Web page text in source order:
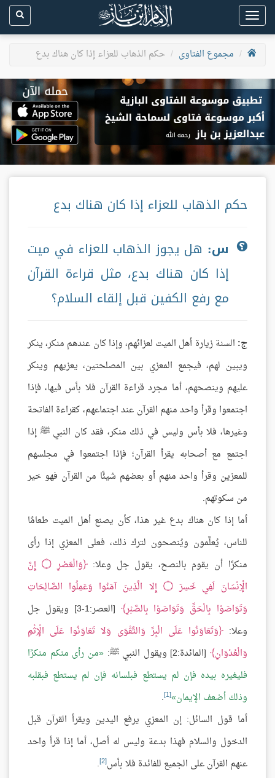
Toggle
navigation
مجموع الفتاوى
حكم الذهاب للعزاء إذا كان هناك بدع
حكم الذهاب للعزاء إذا كان هناك بدع
س: هل يجوز الذهاب للعزاء في ميت
إذا كان هناك بدع، مثل قراءة القرآن
مع رفع الكفين قبل إلقاء السلام؟
ج: السنة زيارة أهل الميت لعزائهم، وإذا كان عندهم منكر، ينكر
ويبين لهم، فيجمع المعزي بين المصلحتين، يعزيهم وينكر
عليهم وينصحهم، أما مجرد قراءة القرآن فلا بأس فيها، فإذا
اجتمعوا وقرأ واحد منهم القرآن عند اجتماعهم، كقراءة الفاتحة
وغيرها، فلا بأس وليس في ذلك منكر، فقد كان النبي ﷺ إذا
اجتمع مع أصحابه يقرأ القرآن؛ فإذا اجتمعوا في مجلسهم
للمعزين وقرأ واحد منهم أو بعضهم شيئًا من القرآن فهو خير
من سكوتهم.
أما إذا كان هناك بدع غير هذا، كأن يصنع أهل الميت طعامًا
للناس، يُعلَّمون ويُنصحون لترك ذلك، فعلى المعزي إذا رأى
منكرًا أن يقوم بالنصح، يقول جل وعلا: وَالْعَصْرِ۝
إِنَّ
الْإِنْسَانَ لَفِي خَسِرَ۝
إِلا الَّذِينَ آمَنُوا وَعَمِلُوا الصَّالِحَاتِ
وَتَوَاصَوْا بِالْحَقِّ وَتَوَاصَوْا بِالصَّبْرِ
[العصر:1-3] ويقول جل
وعلا: وَتَعَاوَنُوا عَلَى الْبِرِّ وَالتَّقْوَى وَلا تَعَاوَنُوا عَلَى الْإِثْمِ
وَالْعُدْوَانِ [المائدة:2] ويقول النبي ﷺ:
من رأى منكم منكرًا
فليغيره بيده فإن لم يستطع فبلسانه فإن لم يستطع فبقلبه
وذلك أضعف الإيمان [1]
.
أما قول السائل: إن المعزي يرفع اليدين ويقرأ القرآن قبل
الدخول والسلام فهذا بدعة وليس له أصل، أما إذا قرأ واحد
عنهم القرآن على الجميع للفائدة فلا بأس[2]
.